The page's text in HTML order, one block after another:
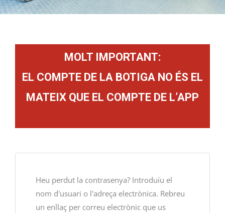
MOLT IMPORTANT:
EL COMPTE DE LA BOTIGA NO ÉS EL
MATEIX QUE EL COMPTE DE L’APP
Heu perdut la contrasenya? Introduïu el
nom d'usuari o l'adreça electrònica. Rebreu
un enllaç per correu electrònic que us